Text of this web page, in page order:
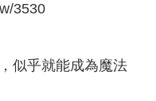
3530
似乎就能成為魔法